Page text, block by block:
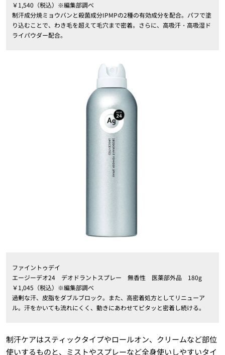
￥1,540（税込）※編集部調べ
制汗成分焼ミョウバンと殺菌成分IPMPの2種の有効成分を配合。パフで塗
り込むことで、わき毛を超えて毛穴まで密着。さらに、高吸汗・高吸湿ド
ライパウダー配合。
ファイントゥデイ
エージーデオ24 デオドラントスプレー 無香性 医薬部外品 180g
￥1,045（税込）※編集部調べ
過剰な汗、皮脂をダブルブロック。また、高密着処方としてリニューア
ル。汗をかいても流れにくく、動きにあわせてピタッと密着し続ける。
制汗ケアはスティックタイプやロールオン、クリームなど部位
使いするものと、ミストやスプレーなど全身使いしやすいタイ